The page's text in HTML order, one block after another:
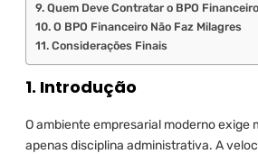
9. Quem Deve Contratar o BPO Financeiro
10. O BPO Financeiro Não Faz Milagres
11. Considerações Finais
1. Introdução
O ambiente empresarial moderno exige
apenas disciplina administrativa. A